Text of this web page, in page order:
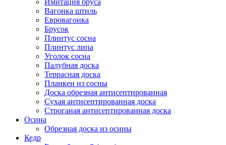
Имитация бруса
Вагонка штиль
Евровагонка
Брусок
Плинтус сосна
Плинтус липа
Уголок сосна
Палубная доска
Террасная доска
Планкен из сосны
Доска обрезная антисептированная
Сухая антисептированная доска
Строганая антисептированная доска
Осина
Обрезная доска из осины
Кедр